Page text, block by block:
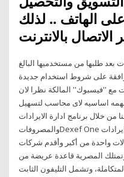
الهاتف .. لذلك
بالانترنت
بعد طلبها من مستخدميها البالغ
على شروط استخدام جديدة
مع ''فيسبوك'' المالكة نظرا لان
اساسيه لاى محاسب لتسهيل
من خلال برنامج ادارة الايرادات
والمصروفاتDexef One بوضع ادوات تسهل حساب وادارة ايرادات
واحدة من أكبر وأقدم شركات
المصرية قاعدة عريضة من
وتشمل التليفون الثابت